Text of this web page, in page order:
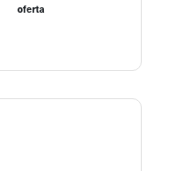
oferta